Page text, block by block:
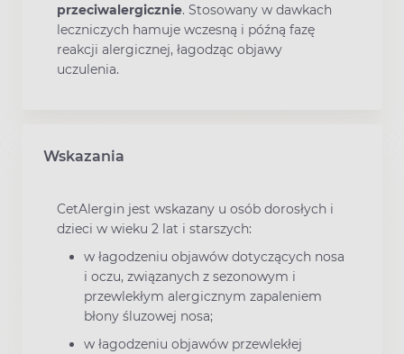
przeciwalergicznie. Stosowany w dawkach
leczniczych hamuje wczesną i późną fazę
reakcji alergicznej, łagodząc objawy
uczulenia.
Wskazania
CetAlergin jest wskazany u osób dorosłych i
dzieci w wieku 2 lat i starszych:
w łagodzeniu objawów dotyczących nosa
i oczu, związanych z sezonowym i
przewlekłym alergicznym zapaleniem
błony śluzowej nosa;
w łagodzeniu objawów przewlekłej